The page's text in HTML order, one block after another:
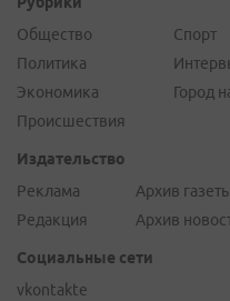
Общество
Политика
Экономика
Происшествия
Спорт
Город
Издательство
Реклама
Редакция
Архив
Архив
Социальные сети
vkontakte